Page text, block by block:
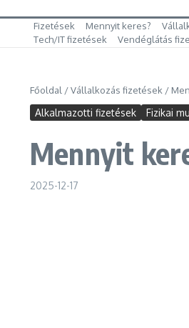
Fizetések Mennyit keres?
Tech/IT fizetések
Vendéglátás
Főoldal /Vállalkozás fizetések /
Alkalmazotti fizetések Fizikai
Mennyit
2025-12-17